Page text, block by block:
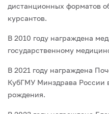
дистанционных форматов
курсантов.
В 2010 году награждена
государственному
В 2021 году награждена
КубГМУ Минздрава России
рождения.